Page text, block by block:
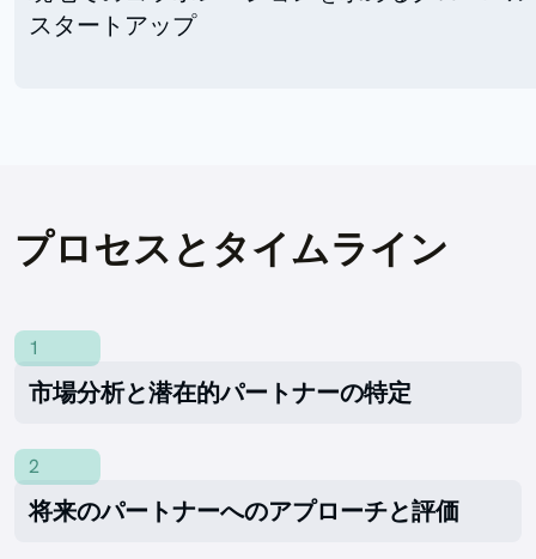
スタートアップ
プロセスとタイムライン
1
市場分析と潜在的パートナーの特定
2
将来のパートナーへのアプローチと評価